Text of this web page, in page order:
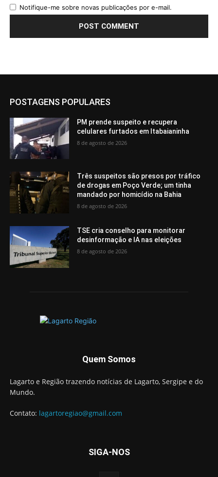
Notifique-me sobre novas publicações por e-mail.
POSTAGENS POPULARES
PM prende suspeito e recupera
celulares furtados em Itabaianinha
8 de agosto de 2026
Três suspeitos são presos por tráfico
de drogas em Poço Verde; um tinha
mandado por homicídio na Bahia
8 de agosto de 2026
TSE cria conselho para monitorar
desinformação e IA nas eleições
8 de agosto de 2026
Quem Somos
Lagarto e Região trazendo notícias de Lagarto, Sergipe e do
Mundo.
Contato: lagartoregiao@gmail.com
SIGA-NOS